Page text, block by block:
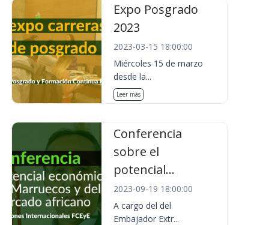
Expo Posgrado
2023
2023-03-15 18:00:00
Miércoles 15 de marzo
desde la...
Leer más
Conferencia
sobre el
potencial...
2023-09-19 18:00:00
A cargo del del
Embajador Extr...